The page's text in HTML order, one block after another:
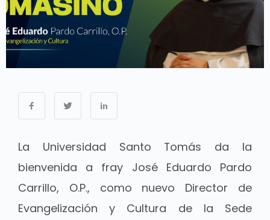
La Universidad Santo Tomás da la
bienvenida a fray José Eduardo Pardo
Carrillo, O.P., como nuevo Director de
Evangelización y Cultura de la Sede